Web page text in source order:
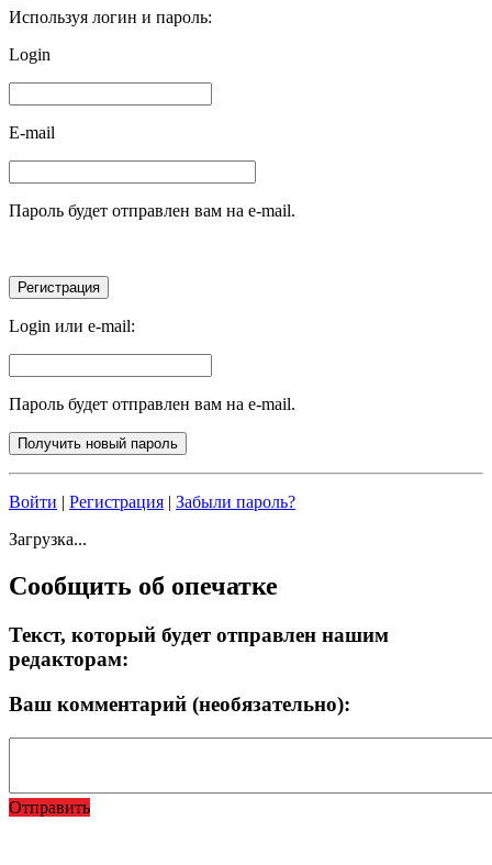
Используя логин и пароль:
Login
E-mail
Пароль будет отправлен вам на e-mail.
Login или e-mail:
Пароль будет отправлен вам на e-mail.
Войти Регистрация
Забыли пароль?
Загрузка...
Сообщить об опечатке
Текст, который будет отправлен нашим
редакторам:
Ваш комментарий (необязательно):
Отправить